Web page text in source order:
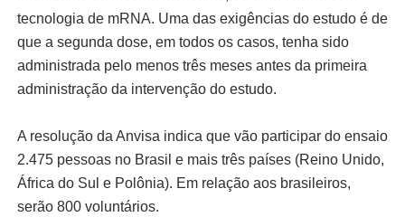
tecnologia de mRNA. Uma das exigências do estudo é de
que a segunda dose, em todos os casos, tenha sido
administrada pelo menos três meses antes da primeira
administração da intervenção do estudo.
A resolução da Anvisa indica que vão participar do ensaio
2.475 pessoas no Brasil e mais três países (Reino Unido,
África do Sul e Polônia). Em relação aos brasileiros,
serão 800 voluntários.